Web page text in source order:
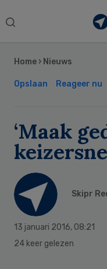
Search
Home › Nieuws
Opslaan Reageer nu
‘Maak
Skipr
13 januari 2016, 08:21
24 keer gelezen
Sidebar